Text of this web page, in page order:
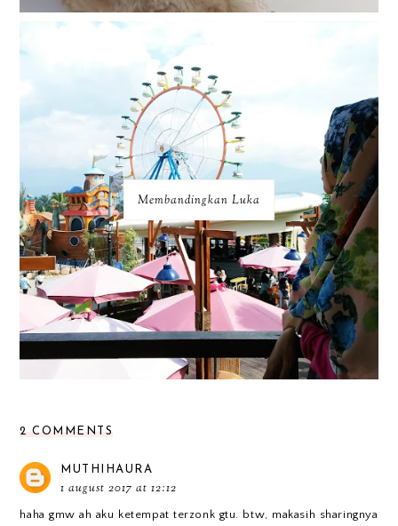
Membandingkan Luka
2 COMMENTS
MUTHIHAURA
1 august 2017 at 12:12
haha gmw ah aku ketempat terzonk gtu. btw, makasih sharingnya